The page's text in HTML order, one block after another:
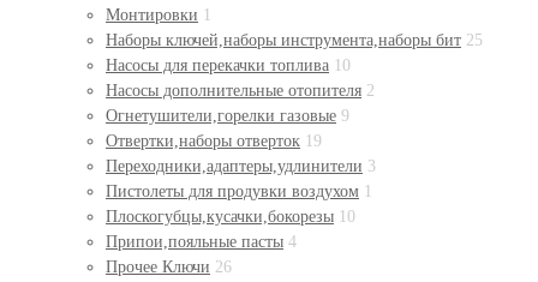
Монтировки 1
Наборы ключей,наборы инструмента,наборы бит 25
Насосы для перекачки топлива 10
Насосы дополнительные отопителя 2
Огнетушители,горелки газовые 9
Отвертки,наборы отверток 19
Переходники,адаптеры,удлинители 3
Пистолеты для продувки воздухом 1
Плоскогубцы,кусачки,бокорезы 10
Припои,пояльные пасты 4
Прочее Ключи 26